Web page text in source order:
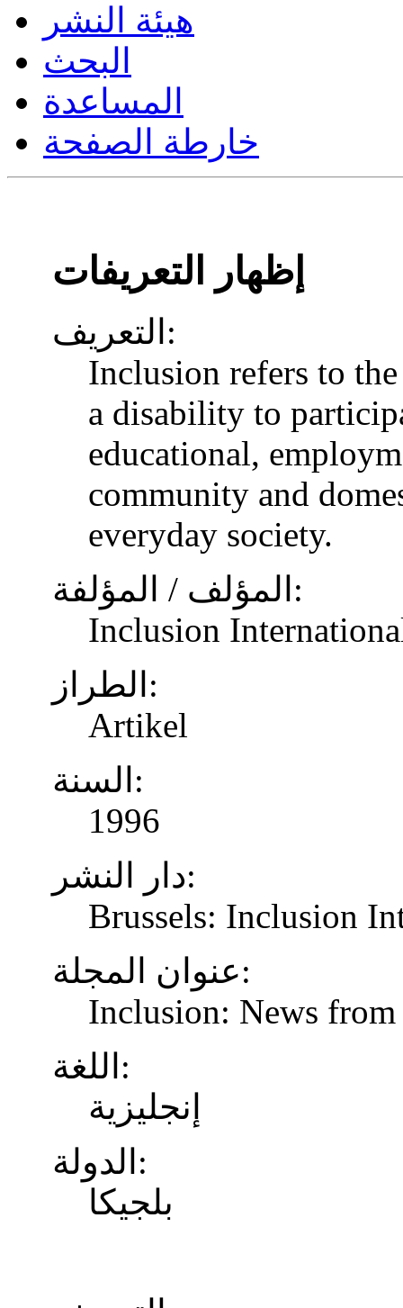
هيئة النشر
البحث
المساعدة
خارطة الصفحة
إظهار التعريفات
التعريف:
Inclusion refers to
a disability to
educational,
community and
everyday society.
المؤلف / المؤلفة:
Inclusion
الطراز:
Artikel
السنة:
1996
دار النشر:
Brussels: Inclusion
عنوان المجلة:
Inclusion: News
اللغة:
إنجليزية
الدولة:
بلجيكا